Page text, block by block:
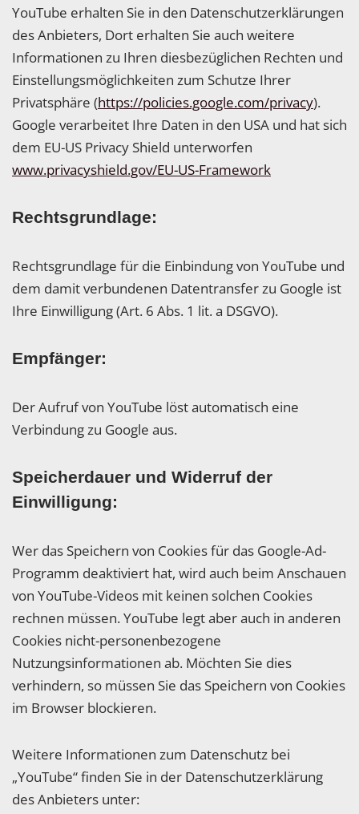
YouTube erhalten Sie in den Datenschutzerklärungen
des Anbieters, Dort erhalten Sie auch weitere
Informationen zu Ihren diesbezüglichen Rechten und
Einstellungsmöglichkeiten zum Schutze Ihrer
Privatsphäre (https://policies.google.com/privacy).
Google verarbeitet Ihre Daten in den USA und hat sich
dem EU-US Privacy Shield unterworfen
www.privacyshield.gov/EU-US-Framework
Rechtsgrundlage:
Rechtsgrundlage für die Einbindung von YouTube und
dem damit verbundenen Datentransfer zu Google ist
Ihre Einwilligung (Art. 6 Abs. 1 lit. a DSGVO).
Empfänger:
Der Aufruf von YouTube löst automatisch eine
Verbindung zu Google aus.
Speicherdauer und Widerruf der
Einwilligung:
Wer das Speichern von Cookies für das Google-Ad-
Programm deaktiviert hat, wird auch beim Anschauen
von YouTube-Videos mit keinen solchen Cookies
rechnen müssen. YouTube legt aber auch in anderen
Cookies nicht-personenbezogene
Nutzungsinformationen ab. Möchten Sie dies
verhindern, so müssen Sie das Speichern von Cookies
im Browser blockieren.
Weitere Informationen zum Datenschutz bei
„YouTube“ finden Sie in der Datenschutzerklärung
des Anbieters unter: